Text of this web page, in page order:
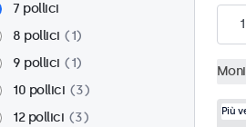
7 pollici
8 pollici
1
9 pollici
1
10 pollici
3
12 pollici
3
1
Più